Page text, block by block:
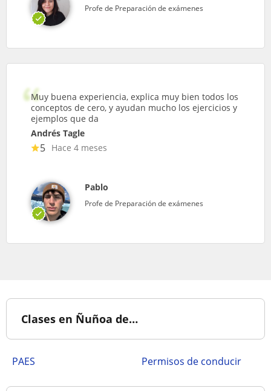
Profe de Preparación de exámenes
Muy buena experiencia, explica muy bien todos los
conceptos de cero, y ayudan mucho los ejercicios y
ejemplos que da
Andrés Tagle
5 Hace 4 meses
Pablo
Profe de Preparación de exámenes
Clases en Ñuñoa de…
PAES Permisos de conducir